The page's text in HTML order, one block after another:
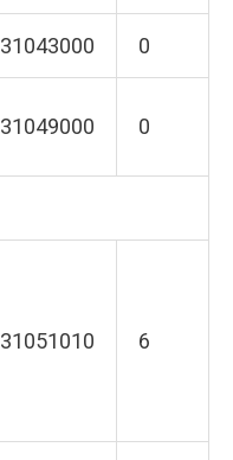
31043000 0
31049000 0
31051010 6